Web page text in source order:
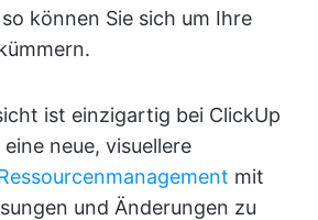
können Sie sich um Ihre
ist einzigartig bei ClickUp
neue, visuellere
mit
und Änderungen zu